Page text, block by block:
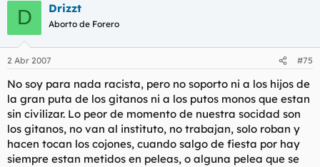
D Drizzt
Aborto de Forero
2 Abr 2007 #75
No soy para nada racista, pero no soporto ni a los hijos de
la gran puta de los gitanos ni a los putos monos que estan
sin civilizar. Lo peor de momento de nuestra socidad son
los gitanos, no van al instituto, no trabajan, solo roban y
hacen tocan los cojones, cuando salgo de fiesta por hay
siempre estan metidos en peleas, o alguna pelea que se